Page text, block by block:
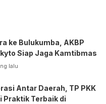
ke Bulukumba, AKBP
Siap Jaga Kamtibmas
lalu
Antar Daerah, TP PKK
Praktik Terbaik di